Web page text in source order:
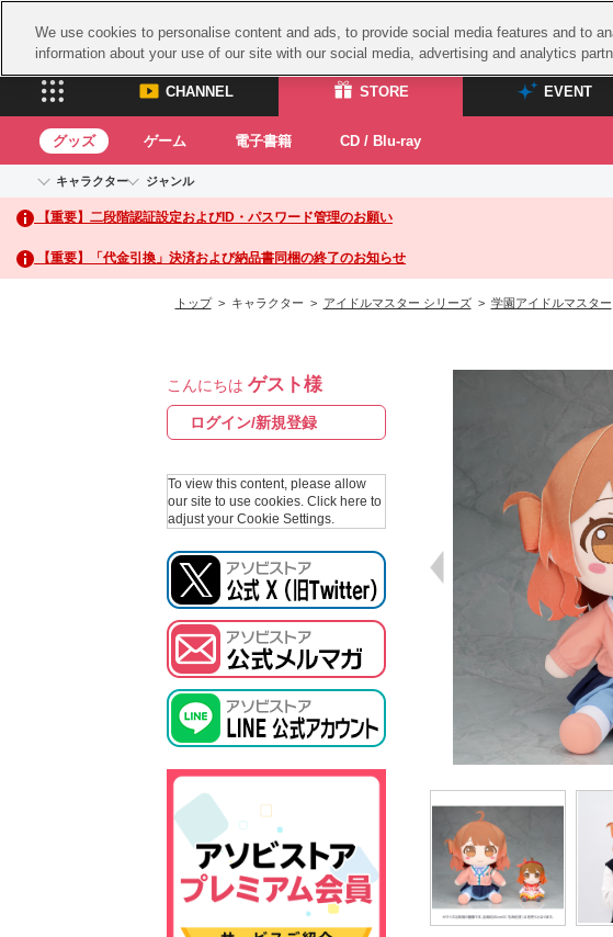
CHANNEL STORE EVENT
CHANNEL
ASOBI CHANNEL TOP
STORE
ASOBI STORE TOP
グッズ
グッズ ゲーム 電子書籍 CD / Blu-ray
キャラクター
アイドルマスターシリーズ
アイドルマスター
アイドルマスター シンデレラガールズ
アイドルマスター ミリオンライブ！
プロジェクトアイマス ヴイアライヴ
テイルズ オブ シリーズ
ジャンル
イベントグッズ
トイ・ホビー
【重要】二段階認証設定およびID・パスワード管理のお願い
【重要】「代金引換」決済および納品書同梱の終了のお知らせ
トップ> キャラクター > アイドルマスター シリーズ> 学園アイドルマスター
こんにちは ゲスト様
ログイン/新規登録
To view this content, please allow
our site to use cookies. Click here to
adjust your Cookie Settings.
We use cookies to personalise content and ads, to provide social media features and to
information about your use of our site with our social media, advertising and analytics